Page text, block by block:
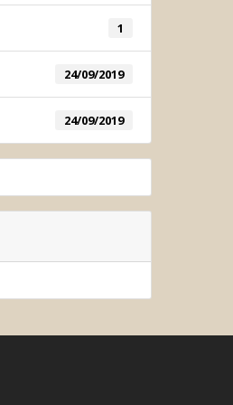
1
24/09/2019
24/09/2019